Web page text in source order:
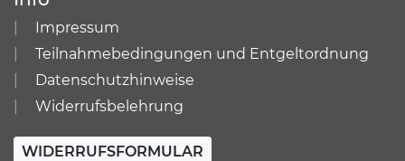
Impressum
Teilnahmebedingungen und Entgeltordnung
Datenschutzhinweise
Widerrufsbelehrung
WIDERRUFSFORMULAR